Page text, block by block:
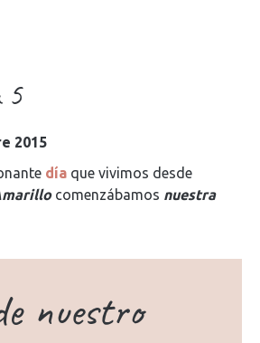
5
2015
día que vivimos desde
comenzábamos nuestra
nuestro